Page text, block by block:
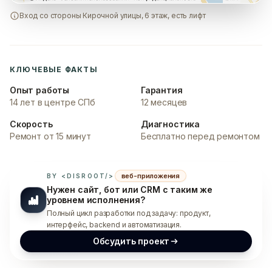
Вход со стороны Кирочной улицы, 6 этаж, есть лифт
КЛЮЧЕВЫЕ ФАКТЫ
Опыт работы
14 лет в центре СПб
Гарантия
12 месяцев
Скорость
Ремонт от 15 минут
Диагностика
Бесплатно перед ремонтом
BY <DISROOT/> веб-приложения
Нужен сайт, бот или CRM с таким же
уровнем исполнения?
Полный цикл разработки под задачу: продукт,
интерфейс, backend и автоматизация.
Обсудить проект